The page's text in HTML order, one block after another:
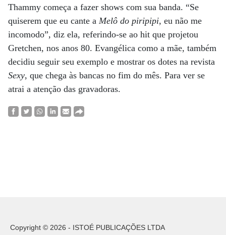
Thammy começa a fazer shows com sua banda. “Se
quiserem que eu cante a Melô do piripipi, eu não me
incomodo”, diz ela, referindo-se ao hit que projetou
Gretchen, nos anos 80. Evangélica como a mãe, também
decidiu seguir seu exemplo e mostrar os dotes na revista
Sexy, que chega às bancas no fim do mês. Para ver se
atrai a atenção das gravadoras.
Copyright © 2026 - ISTOÉ PUBLICAÇÕES LTDA